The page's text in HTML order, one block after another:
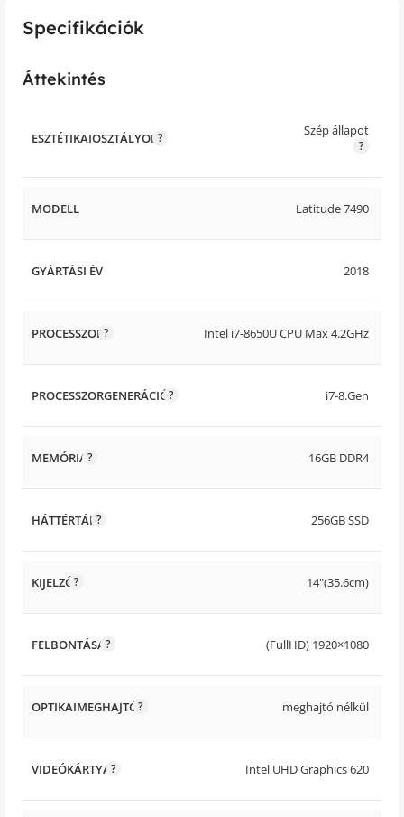
Specifikációk
Áttekintés
ESZTÉTIKAIOSZTÁLYOK Szép állapot
MODELL Latitude 7490
GYÁRTÁSI ÉV 2018
PROCESSZOR Intel i7-8650U CPU Max 4.2GHz
PROCESSZORGENERÁCIÓ i7-8.Gen
MEMÓRIA 16GB DDR4
HÁTTÉRTÁR 256GB SSD
KIJELZŐ 14"(35.6cm)
FELBONTÁSA (FullHD) 1920×1080
OPTIKAIMEGHAJTÓ meghajtó nélkül
VIDEÓKÁRTYA Intel UHD Graphics 620